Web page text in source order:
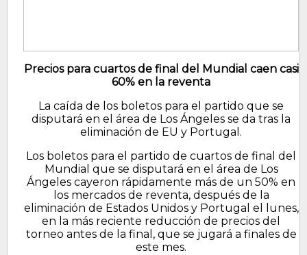
Precios para cuartos de final del Mundial caen casi
60% en la reventa
La caída de los boletos para el partido que se
disputará en el área de Los Ángeles se da tras la
eliminación de EU y Portugal.
Los boletos para el partido de cuartos de final del
Mundial que se disputará en el área de Los
Ángeles cayeron rápidamente más de un 50% en
los mercados de reventa, después de la
eliminación de Estados Unidos y Portugal el lunes,
en la más reciente reducción de precios del
torneo antes de la final, que se jugará a finales de
este mes.